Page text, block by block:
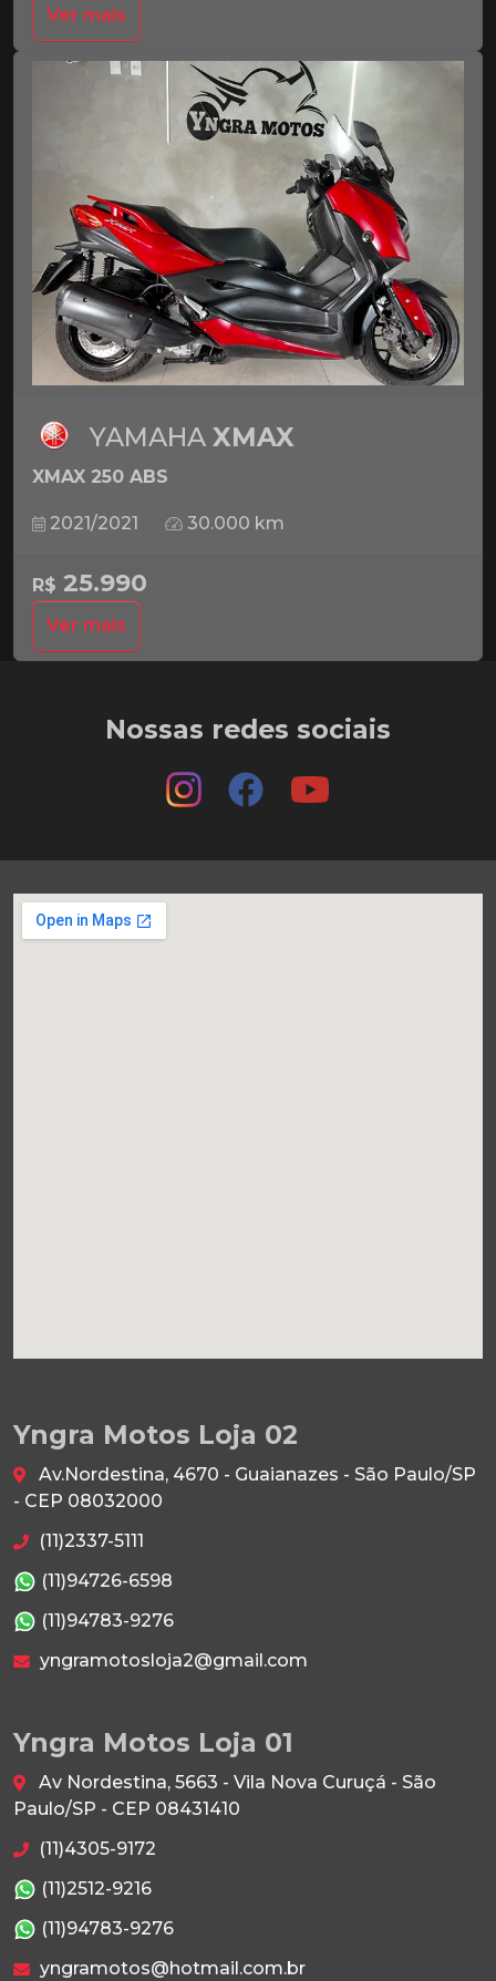
Ver mais
YAMAHA XMAX
XMAX 250 ABS
2021/2021 30.000 km
R$ 25.990
Ver mais
Nossas redes sociais
Yngra Motos Loja 02
Av.Nordestina, 4670 - Guaianazes - São Paulo/SP
- CEP 08032000
(11)2337-5111
(11)94726-6598
(11)94783-9276
yngramotosloja2@gmail.com
Yngra Motos Loja 01
Av Nordestina, 5663 - Vila Nova Curuçá - São
Paulo/SP - CEP 08431410
(11)4305-9172
(11)2512-9216
(11)94783-9276
yngramotos@hotmail.com.br